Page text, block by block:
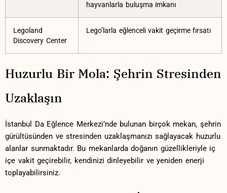
hayvanlarla buluşma imkanı
Legoland
Discovery ⁣Center
Lego’larla eğlenceli vakit geçirme fırsatı
Huzurlu Bir​ Mola: Şehrin Stresinden
Uzaklaşın
İstanbul Da Eğlence Merkezi’nde bulunan birçok mekan, şehrin
gürültüsünden ve stresinden uzaklaşmanızı sağlayacak huzurlu
alanlar sunmaktadır. Bu⁤ mekanlarda doğanın güzellikleriyle iç
içe vakit geçirebilir, kendinizi dinleyebilir ve yeniden enerji
toplayabilirsiniz.